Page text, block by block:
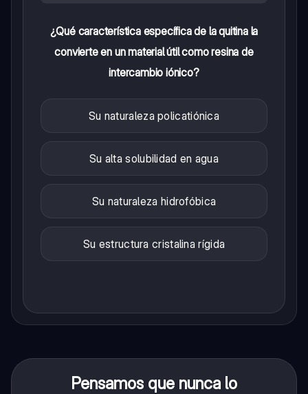
¿Qué característica específica de la quitina la
convierte en un material útil como resina de
intercambio iónico?
Su naturaleza policatiónica
Su alta solubilidad en agua
Su naturaleza hidrofóbica
Su estructura cristalina rígida
Pensamos que nunca lo